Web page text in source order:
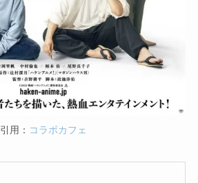
引用： コラボカフェ